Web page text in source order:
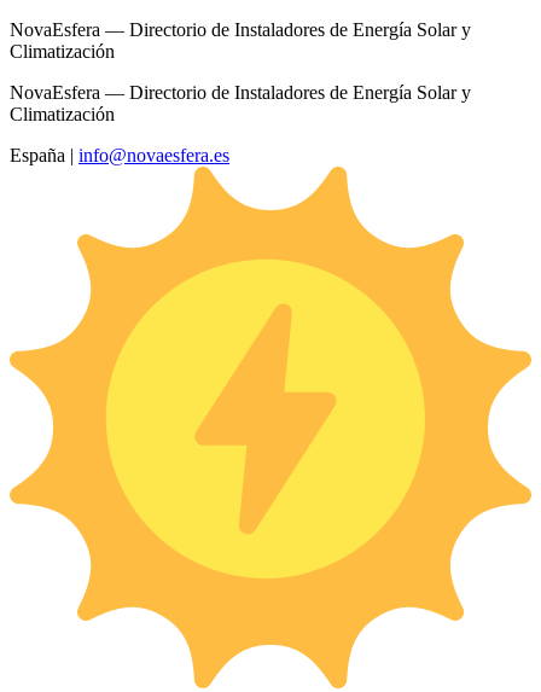
NovaEsfera — Directorio de Instaladores de Energía Solar y
Climatización
NovaEsfera — Directorio de Instaladores de Energía Solar y
Climatización
España | info@novaesfera.es